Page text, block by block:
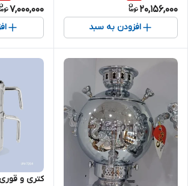
20,156,000
افزودن به سبد
7,000,000